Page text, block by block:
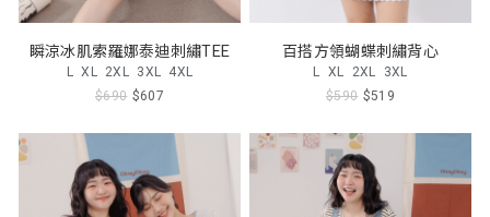
瞬涼冰肌索羅娜泰迪刺繡TEE
L XL 2XL 3XL 4XL
$690 $607
百搭方領蝴蝶刺繡背心
L XL 2XL 3XL
$590 $519